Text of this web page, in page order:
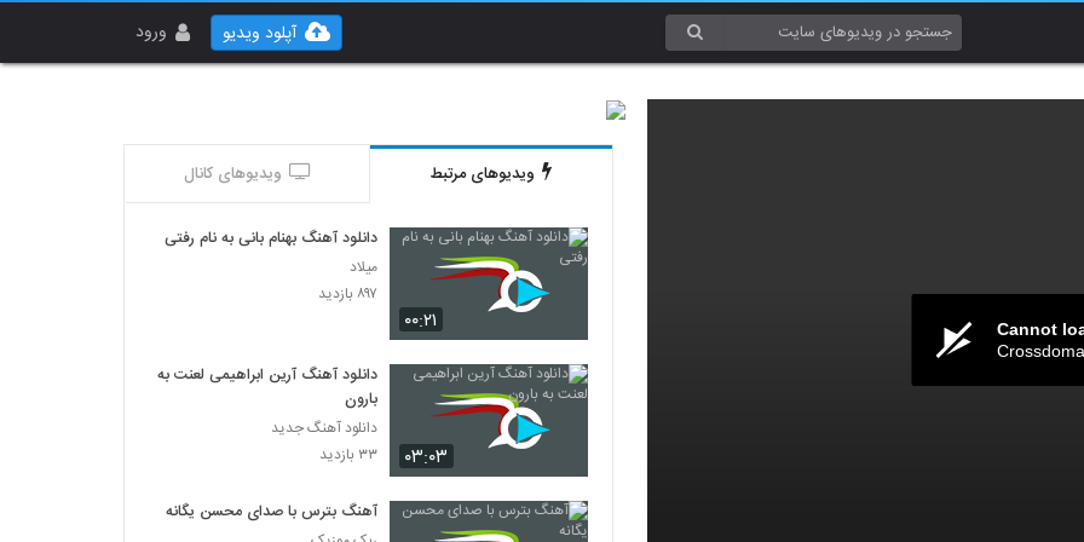
ورود آپلود ویدیو
Cannot
ویدیوهای مرتبط ویدیوهای کانال
۰۰:۲۱
دانلود آهنگ بهنام بانی به نام رفتی
میلاد
۸۹۷ بازدید
۰۳:۰۳
دانلود آهنگ آرین ابراهیمی لعنت به
بارون
دانلود آهنگ جدید
۳۳ بازدید
آهنگ بترس با صدای محسن یگانه